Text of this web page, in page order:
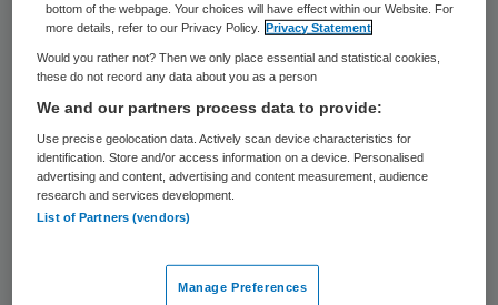
Door de aanpassingen komt een
patiëntendossiers dat van de ene naar de
andere praktijk overgaat beter in het
nieuwe systeem terecht. Dit betekent
minder werk voor huisartsen en
assistenten. De verbetering is het resultaat
van een gezamenlijk project van de LHV
leveranciers. Daarin zijn afspraken gemaakt
bottom of the webpage. Your choices will have effect within our Website. For
more details, refer to our Privacy Policy.
Privacy Statement
Would you rather not? Then we only place essential and statistical cookies,
these do not record any data about you as a person
We and our partners process data to provide:
Use precise geolocation data. Actively scan device characteristics for
identification. Store and/or access information on a device. Personalised
advertising and content, advertising and content measurement, audience
research and services development.
List of Partners (vendors)
Manage Preferences